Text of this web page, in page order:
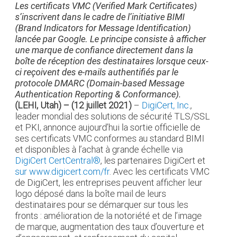
Les certificats VMC (Verified Mark Certificates)
s’inscrivent dans le cadre de l’initiative BIMI
(Brand Indicators for Message Identification)
lancée par Google. Le principe consiste à afficher
une marque de confiance directement dans la
boîte de réception des destinataires lorsque ceux-
ci reçoivent des e-mails authentifiés par le
protocole DMARC (Domain-based Message
Authentication Reporting & Conformance).
(LEHI, Utah) – (12 juillet 2021) – DigiCert, Inc.,
leader mondial des solutions de sécurité TLS/SSL
et PKI, annonce aujourd’hui la sortie officielle de
ses certificats VMC conformes au standard BIMI
et disponibles à l’achat à grande échelle via
DigiCert CertCentral®, les partenaires DigiCert et
sur www.digicert.com/fr. Avec les certificats VMC
de DigiCert, les entreprises peuvent afficher leur
logo déposé dans la boîte mail de leurs
destinataires pour se démarquer sur tous les
fronts : amélioration de la notoriété et de l’image
de marque, augmentation des taux d’ouverture et